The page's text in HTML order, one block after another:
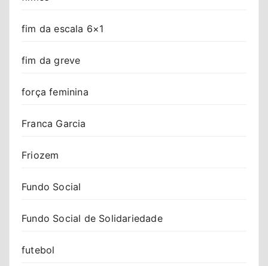
fim da escala 6×1
fim da greve
força feminina
Franca Garcia
Friozem
Fundo Social
Fundo Social de Solidariedade
futebol